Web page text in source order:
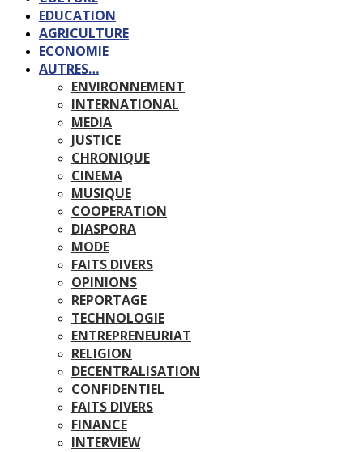
EDUCATION
AGRICULTURE
ECONOMIE
AUTRES…
ENVIRONNEMENT
INTERNATIONAL
MEDIA
JUSTICE
CHRONIQUE
CINEMA
MUSIQUE
COOPERATION
DIASPORA
MODE
FAITS DIVERS
OPINIONS
REPORTAGE
TECHNOLOGIE
ENTREPRENEURIAT
RELIGION
DECENTRALISATION
CONFIDENTIEL
FAITS DIVERS
FINANCE
INTERVIEW